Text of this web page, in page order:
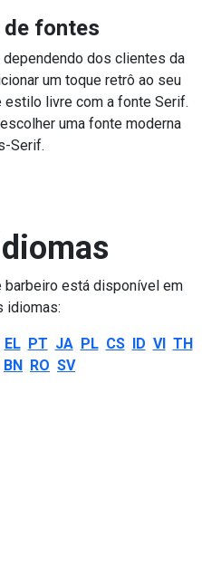
de fontes
dos clientes da
um toque retrô ao seu
estilo livre com a fonte Serif.
uma fonte moderna
Serif.
está disponível em
idiomas:
EL PT JA PL CS ID VI TH
BN RO SV